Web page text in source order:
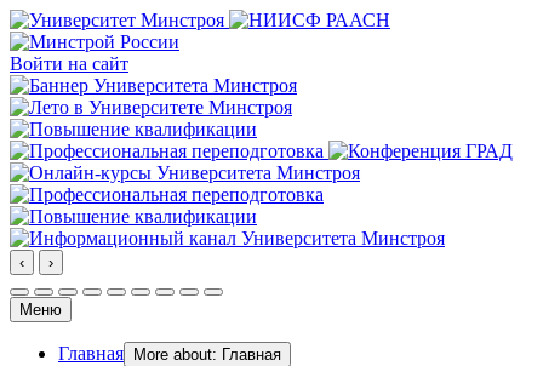
Войти на сайт
‹ ›
Меню
Главная More about: Главная